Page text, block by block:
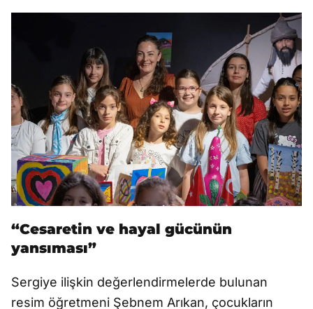
“Cesaretin ve hayal gücünün
yansıması”
Sergiye ilişkin değerlendirmelerde bulunan
resim öğretmeni Şebnem Arıkan, çocukların